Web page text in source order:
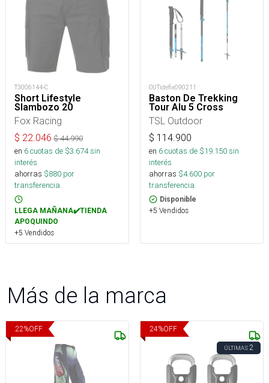
T3006144-C
Short Lifestyle
Slambozo 20
Fox Racing
$ 22.046 $44.990
en 6cuotas de $3.674sin
interés
ahorras $880 por
transferencia.
LLEGA MAÑANA✔️TIENDA
APOQUINDO
+5 Vendidos
OUTidefix090211
Baston De Trekking
Tour Alu 5 Cross
TSL Outdoor
$ 114.900
en 6cuotas de $19.150sin
interés
ahorras $4.600 por
transferencia.
Disponible
+5 Vendidos
Más de la marca
22%OFF 24%OFF
ÚLTIMAS2